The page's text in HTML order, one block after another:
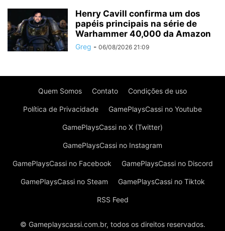
Henry Cavill confirma um dos
papéis principais na série de
Warhammer 40,000 da Amazon
Greg - 06/08/2026 21:09
Quem Somos Contato Condições de uso
Política de Privacidade GamePlaysCassi no Youtube
GamePlaysCassi no X (Twitter)
GamePlaysCassi no Instagram
GamePlaysCassi no Facebook GamePlaysCassi no Discord
GamePlaysCassi no Steam GamePlaysCassi no Tiktok
RSS Feed
© Gameplayscassi.com.br, todos os direitos reservados.